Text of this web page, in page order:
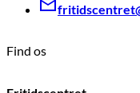
Find os